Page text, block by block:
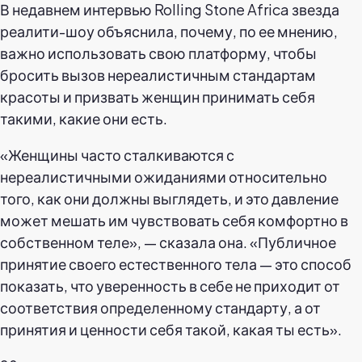
В недавнем интервью Rolling Stone Africa звезда
реалити-шоу объяснила, почему, по ее мнению,
важно использовать свою платформу, чтобы
бросить вызов нереалистичным стандартам
красоты и призвать женщин принимать себя
такими, какие они есть.
«Женщины часто сталкиваются с
нереалистичными ожиданиями относительно
того, как они должны выглядеть, и это давление
может мешать им чувствовать себя комфортно в
собственном теле», — сказала она. «Публичное
принятие своего естественного тела — это способ
показать, что уверенность в себе не приходит от
соответствия определенному стандарту, а от
принятия и ценности себя такой, какая ты есть».